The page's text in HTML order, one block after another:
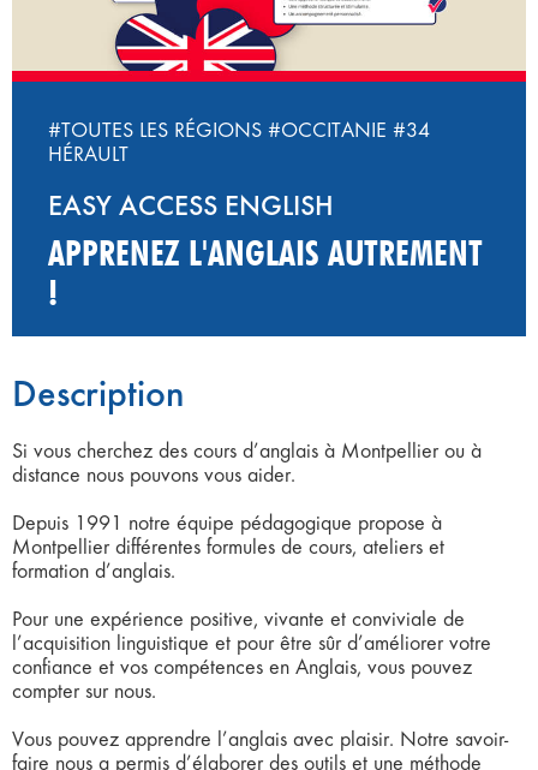
#TOUTES LES RÉGIONS #OCCITANIE #34
HÉRAULT
EASY ACCESS ENGLISH
APPRENEZ L'ANGLAIS AUTREMENT
!
Description
Si vous cherchez des cours d’anglais à Montpellier ou à
distance nous pouvons vous aider.
Depuis 1991 notre équipe pédagogique propose à
Montpellier différentes formules de cours, ateliers et
formation d’anglais.
Pour une expérience positive, vivante et conviviale de
l’acquisition linguistique et pour être sûr d’améliorer votre
confiance et vos compétences en Anglais, vous pouvez
compter sur nous.
Vous pouvez apprendre l’anglais avec plaisir. Notre savoir-
faire nous a permis d’élaborer des outils et une méthode